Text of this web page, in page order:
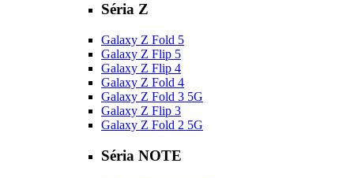
Séria Z
Galaxy Z Fold 5
Galaxy Z Flip 5
Galaxy Z Flip 4
Galaxy Z Fold 4
Galaxy Z Fold 3 5G
Galaxy Z Flip 3
Galaxy Z Fold 2 5G
Séria NOTE